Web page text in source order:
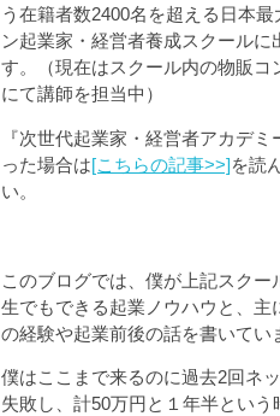
う在籍者数2400名を超える日本最
ン起業家・経営者養成スクールに
す。（現在はスクール内の物販コ
にて講師を担当中）
『次世代起業家・経営者アカデ
った場合は[こちらの記事>>] を読
い。
このブログでは、僕が上記スクー
生でもできる起業ノウハウと、主
の経験や起業前後の話を書いてい
僕はここまで来るのに過去2回ネ
失敗し、計50万円と１年半という